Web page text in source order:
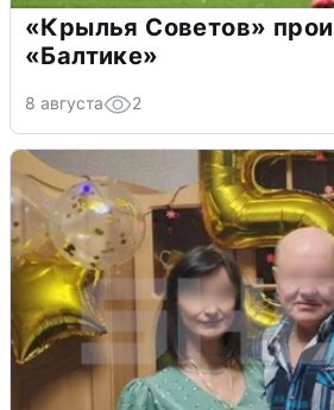
«Крылья Советов»
«Балтике»
8 августа 2